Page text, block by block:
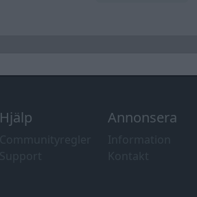
Hjälp Annonsera